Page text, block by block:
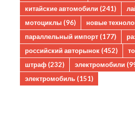
китайские автомобили (241)
мотоциклы (96) новые
параллельный импорт (177)
российский авторынок (452)
штраф (232) электромобили
электромобиль (151)